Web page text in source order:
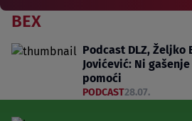
BEX
Podcast DLZ,
Jovićević: Ni
pomoći
PODCAST28.07.